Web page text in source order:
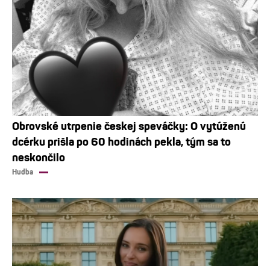
Obrovské utrpenie českej speváčky: O vytúženú
dcérku prišla po 60 hodinách pekla, tým sa to
neskončilo
Hudba